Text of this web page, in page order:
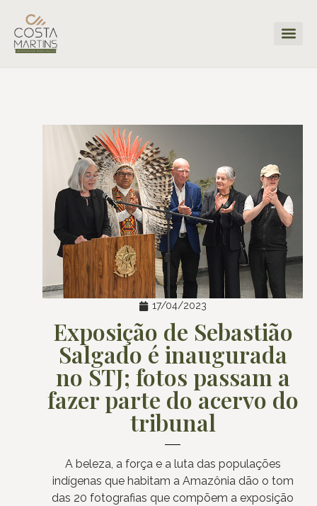
17/04/2023
Exposição de Sebastião
Salgado é inaugurada
no STJ; fotos passam a
fazer parte do acervo do
tribunal
A beleza, a força e a luta das populações
indígenas que habitam a Amazônia dão o tom
das 20 fotografias que compõem a exposição